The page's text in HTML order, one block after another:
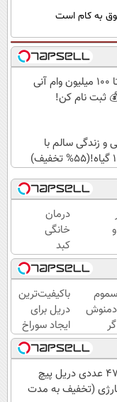
به کام است
طلاسی | تا 100 میلیون وام آنی
ثبت نام کن!
و زندگی سالم با
درمان
خانگی
کبد
چرب با
دمنوش
10
گیاه+55%
تخفیف
سموم
دمنوش
باکیفیت‌ترین
دریل برای
ایجاد سوراخ
😱
مجموعه 47 عددی دریل پیچ
(تخفیف به مدت